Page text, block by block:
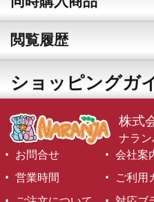
閲覧履歴
ショッピングガ
株式
ナラ
お問合せ
会社案
営業時間
ご利用